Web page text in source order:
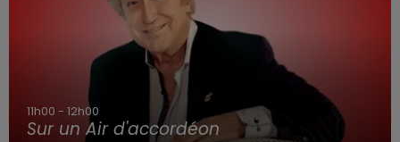
11h00 - 12h00
Sur un Air d'accordéon